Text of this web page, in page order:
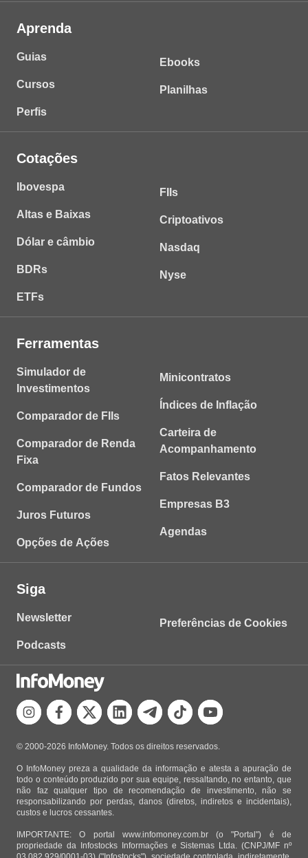
Aprenda
Guias
Cursos
Perfis
Ebooks
Planilhas
Cotações
Ibovespa
Altas e Baixas
Dólar e câmbio
BDRs
ETFs
FIIs
Criptoativos
Nasdaq
Nyse
Ferramentas
Simulador de
Investimentos
Comparador de FIIs
Comparador de Renda
Fixa
Comparador de Fundos
Juros Futuros
Opções de Ações
Minicontratos
Índices de Inflação
Carteira de
Acompanhamento
Fatos Relevantes
Empresas B3
Agendas
Siga
Newsletter
Podcasts
Preferências de Cookies
© 2000-2026 InfoMoney. Todos os direitos reservados.
O InfoMoney preza a qualidade da informação e atesta a apuração de
todo o conteúdo produzido por sua equipe, ressaltando, no entanto, que
não faz qualquer tipo de recomendação de investimento, não se
responsabilizando por perdas, danos (diretos, indiretos e incidentais),
custos e lucros cessantes.
IMPORTANTE: O portal www.infomoney.com.br (o "Portal") é de
propriedade da Infostocks Informações e Sistemas Ltda. (CNPJ/MF nº